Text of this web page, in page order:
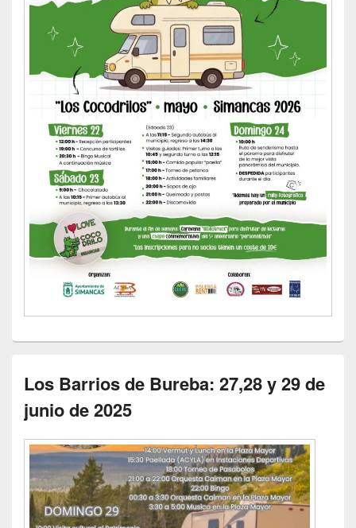
Los Barrios de Bureba: 27,28 y 29 de
junio de 2025